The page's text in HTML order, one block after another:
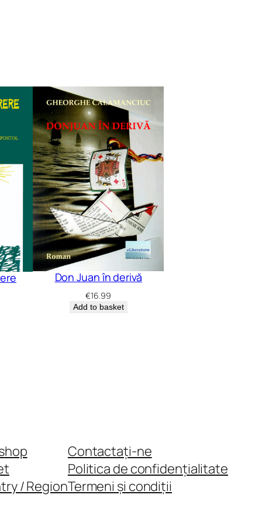
Don Juan în derivă
€16.99
Add to basket
/ Region
Contactați-ne
Politica de confidențialitate
Termeni și condiții